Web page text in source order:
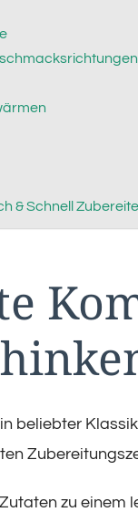
& Schnell
beliebter
zu einem